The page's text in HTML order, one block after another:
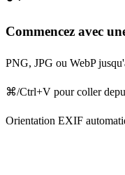
Commencez avec
PNG, JPG ou WebP
⌘/Ctrl+V pour coller
Orientation EXIF